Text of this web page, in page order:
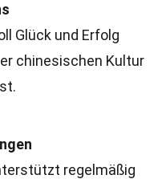
Glück und Erfolg
chinesischen Kultur
regelmäßig